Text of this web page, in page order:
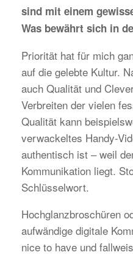
sind mit einem
Was bewährt sich in
Priorität hat für mich
auf die gelebte Kultur.
auch Qualität und
Verbreiten der vielen
Qualität kann
verwackeltes Handy-
authentisch ist – weil
Kommunikation liegt.
Schlüsselwort.
Hochglanzbroschüren
aufwändige digitale
nice to have und